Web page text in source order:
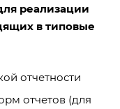
реализации
в типовые
отчетности
отчетов (для